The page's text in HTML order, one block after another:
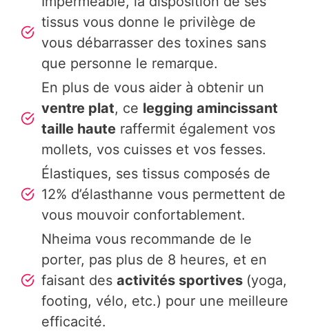
tissus vous donne le privilège de
vous débarrasser des toxines sans
que personne le remarque.
En plus de vous aider à obtenir un
ventre plat, ce legging amincissant
taille haute raffermit également vos
mollets, vos cuisses et vos fesses.
Élastiques, ses tissus composés de
12% d’élasthanne vous permettent de
vous mouvoir confortablement.
Nheima vous recommande de le
porter, pas plus de 8 heures, et en
faisant des activités sportives (yoga,
footing, vélo, etc.) pour une meilleure
efficacité.